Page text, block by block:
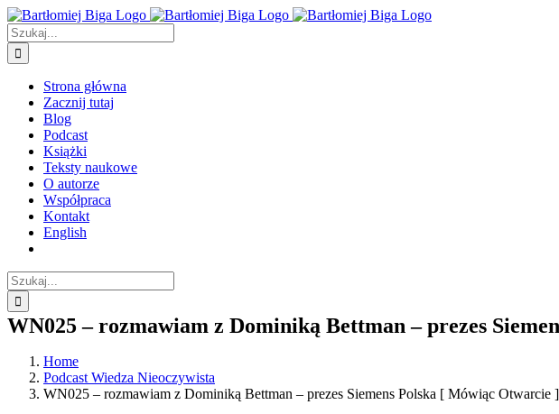
Przejdź
do
zawartości
Szukaj
Strona główna
Zacznij tutaj
Blog
Podcast
Książki
Teksty naukowe
O autorze
Współpraca
Kontakt
English
Szukaj
WN025 – rozmawiam z Dominiką Bettman – prezes
Home
Podcast Wiedza Nieoczywista
WN025 – rozmawiam z Dominiką Bettman – prezes Siemens Polska [ Mówiąc Otwarcie ]